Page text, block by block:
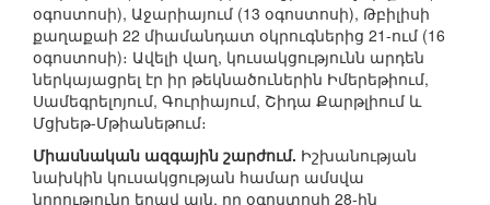
օգոստոսի), Աջարիայում (13 օգոստոսի), Թբիլիսի
քաղաքաի 22 միամանդատ օկրուգներից 21-ում (16
օգոստոսի)։ Ավելի վաղ, կուսակցությունն արդեն
ներկայացրել էր իր թեկնածուներին Իմերեթիում,
Սամեգրելոյում, Գուրիայում, Շիդա Քարթլիում և
Մցխեթ-Մթիանեթում։
Միասնական ազգային շարժում. Իշխանության
նախկին կուսակցության համար ամսվա
նորությունը եղավ այն, որ օգոստոսի 28-ին